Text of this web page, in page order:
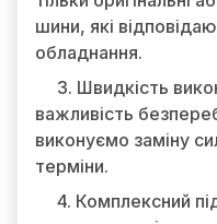
шини, які
обладнання.
3. Швидкість
важливість
виконуємо заміну
терміни.
4. Комплексний